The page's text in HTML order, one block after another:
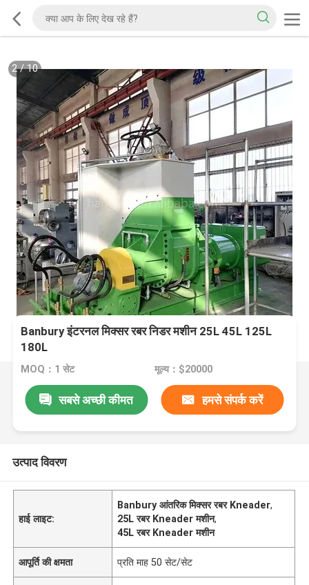
2/10
Banbury इंटरनल मिक्सर रबर निडर मशीन 25L 45L 125L
180L
MOQ：1 सेट मूल्य：$20000
सबसे अच्छी कीमत हमसे संपर्क करें
उत्पाद विवरण
हाई लाइट:
Banbury आंतरिक मिक्सर रबर Kneader,
25L रबर Kneader मशीन,
45L रबर Kneader मशीन
आपूर्ति की क्षमता प्रति माह 50 सेट/सेट